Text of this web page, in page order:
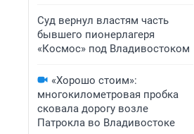
Суд вернул властям часть
бывшего пионерлагеря
«Космос» под Владивостоком
«Хорошо стоим»:
многокилометровая пробка
сковала дорогу возле
Патрокла во Владивостоке